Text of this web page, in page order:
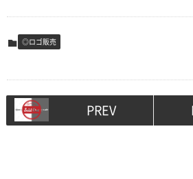
◎ロゴ販売
PREV